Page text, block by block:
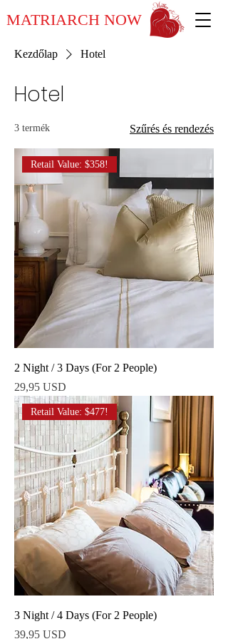
MATRIARCH NOW
Kezdőlap Hotel
Hotel
3 termék Szűrés és rendezés
Retail Value: $358!
2 Night / 3 Days (For 2 People)
Ár
29,95 USD
Retail Value: $477!
3 Night / 4 Days (For 2 People)
Ár
39,95 USD